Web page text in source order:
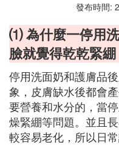
發布時間:
⑴ 為什麼一停用
臉就覺得乾乾緊綳
停用洗面奶和護膚品
象，皮膚缺水後都會
要營養和水分的，當
燥緊綳等問題。並且
較容易老化，所以日